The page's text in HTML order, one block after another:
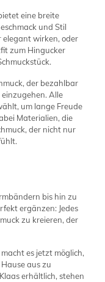
eine breite
und Stil
elegant wirken, oder
zum Hingucker
der bezahlbar
Alle
um lange Freude
Materialien, die
der nicht nur
bis hin zu
ergänzen: Jedes
zu kreieren, der
es jetzt möglich,
aus zu
erhältlich, stehen